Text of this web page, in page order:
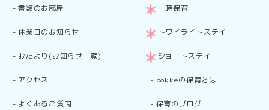
-書類のお部屋
-休業日のお知らせ
- おたより(お知らせ一覧)
- アクセス
- よくあるご質問
一時保育
トワイライトステイ
ショートステイ
- pokkeの保育とは
- 保育のブログ